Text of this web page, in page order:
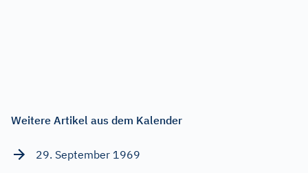
Weitere Artikel aus dem Kalender
29. September 1969